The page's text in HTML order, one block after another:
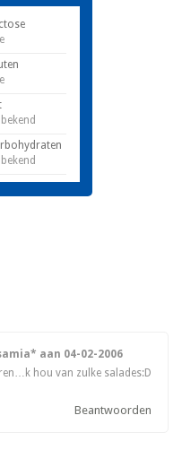
aan 04-02-2006
hou van zulke salades:D
Beantwoorden